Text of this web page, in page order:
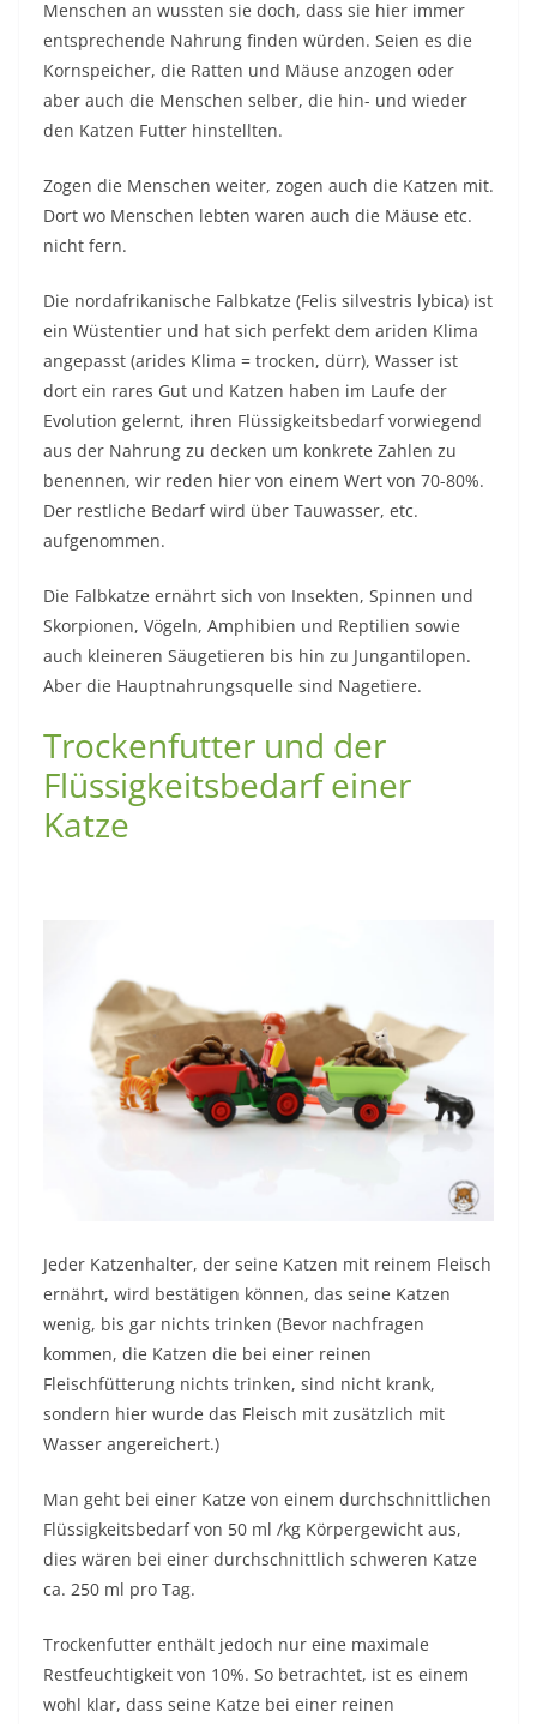
Menschen an wussten sie doch, dass sie hier immer
entsprechende Nahrung finden würden. Seien es die
Kornspeicher, die Ratten und Mäuse anzogen oder
aber auch die Menschen selber, die hin- und wieder
den Katzen Futter hinstellten.
Zogen die Menschen weiter, zogen auch die Katzen mit.
Dort wo Menschen lebten waren auch die Mäuse etc.
nicht fern.
Die nordafrikanische Falbkatze (Felis silvestris lybica) ist
ein Wüstentier und hat sich perfekt dem ariden Klima
angepasst (arides Klima = trocken, dürr), Wasser ist
dort ein rares Gut und Katzen haben im Laufe der
Evolution gelernt, ihren Flüssigkeitsbedarf vorwiegend
aus der Nahrung zu decken um konkrete Zahlen zu
benennen, wir reden hier von einem Wert von 70-80%.
Der restliche Bedarf wird über Tauwasser, etc.
aufgenommen.
Die Falbkatze ernährt sich von Insekten, Spinnen und
Skorpionen, Vögeln, Amphibien und Reptilien sowie
auch kleineren Säugetieren bis hin zu Jungantilopen.
Aber die Hauptnahrungsquelle sind Nagetiere.
Trockenfutter und der
Flüssigkeitsbedarf einer
Katze
Jeder Katzenhalter, der seine Katzen mit reinem Fleisch
ernährt, wird bestätigen können, das seine Katzen
wenig, bis gar nichts trinken (Bevor nachfragen
kommen, die Katzen die bei einer reinen
Fleischfütterung nichts trinken, sind nicht krank,
sondern hier wurde das Fleisch mit zusätzlich mit
Wasser angereichert.)
Man geht bei einer Katze von einem durchschnittlichen
Flüssigkeitsbedarf von 50 ml /kg Körpergewicht aus,
dies wären bei einer durchschnittlich schweren Katze
ca. 250 ml pro Tag.
Trockenfutter enthält jedoch nur eine maximale
Restfeuchtigkeit von 10%. So betrachtet, ist es einem
wohl klar, dass seine Katze bei einer reinen